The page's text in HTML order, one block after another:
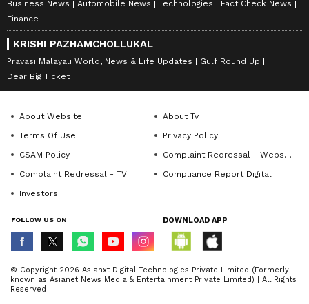
Business News Automobile News Technologies
Fact Check News
Finance
KRISHI PAZHAMCHOLLUKAL
Pravasi Malayali World, News & Life Updates
Gulf Round Up
Dear Big Ticket
About Website
About Tv
Terms Of Use
Privacy Policy
CSAM Policy
Complaint Redressal - Website
Complaint Redressal - TV
Compliance Report Digital
Investors
FOLLOW US ON DOWNLOAD APP
© Copyright 2026 Asianxt Digital Technologies Private Limited (Formerly
known as Asianet News Media & Entertainment Private Limited) | All Rights
Reserved